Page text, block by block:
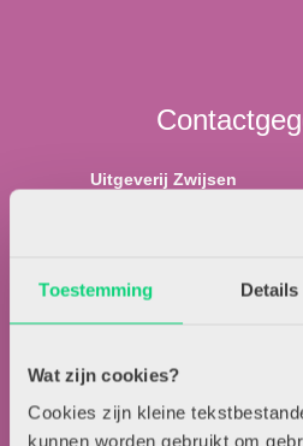
Toestemming Details
Wat zijn cookies?
Cookies zijn kleine
kunnen worden gebruikt om
Over
Uitgeverij Zwijsen
5041 SE Tilburg